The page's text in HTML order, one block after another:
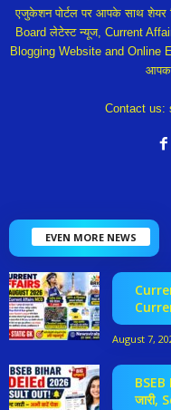
एजुकेशन पोर्टल पर आपके साथ शेयर
Board लेटेस्ट न्यूज, Current
Blogging Website and Online
Contact us:
EVEN MORE NEWS
August 7,
जारी,